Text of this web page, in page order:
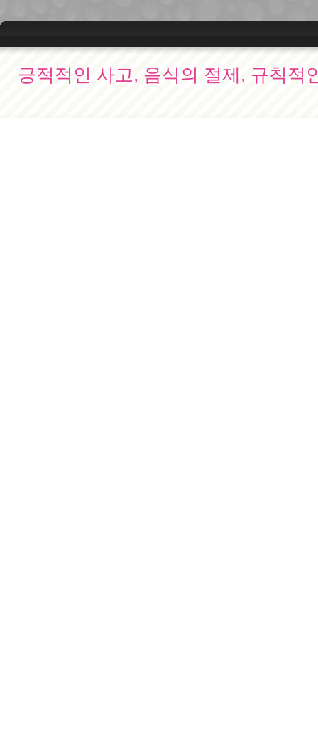
긍적적인 사고, 음식의 절제, 규칙적